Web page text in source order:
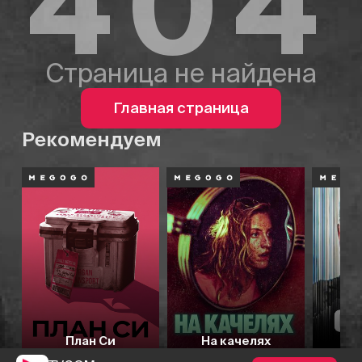
Страница не найдена
Главная страница
Рекомендуем
План Си На качелях